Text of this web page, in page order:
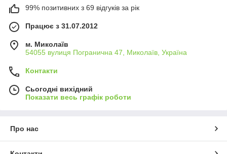
99% позитивних з 69 відгуків за рік
Працює з 31.07.2012
м. Миколаїв
54055 вулиця Погранична 47, Миколаїв, Україна
Контакти
Сьогодні вихідний
Показати весь графік роботи
Про нас